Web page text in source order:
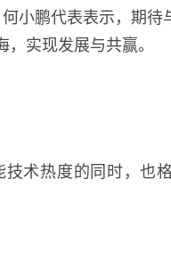
小鹏代表表示，期待
实现发展与共赢。
术热度的同时，也